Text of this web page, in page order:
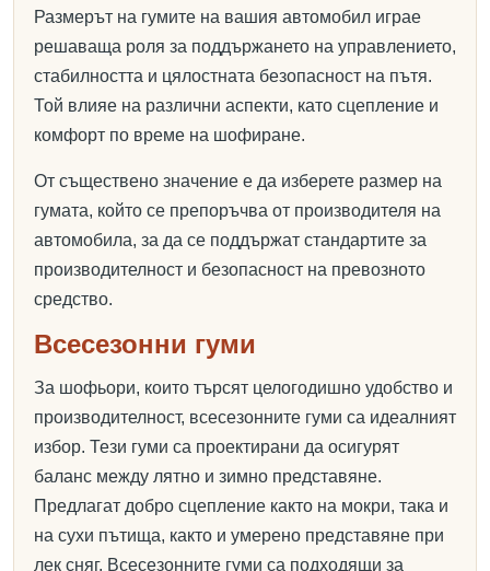
Размерът на гумите на вашия автомобил играе
решаваща роля за поддържането на управлението,
стабилността и цялостната безопасност на пътя.
Той влияе на различни аспекти, като сцепление и
комфорт по време на шофиране.
От съществено значение е да изберете размер на
гумата, който се препоръчва от производителя на
автомобила, за да се поддържат стандартите за
производителност и безопасност на превозното
средство.
Всесезонни гуми
За шофьори, които търсят целогодишно удобство и
производителност, всесезонните гуми са идеалният
избор. Тези гуми са проектирани да осигурят
баланс между лятно и зимно представяне.
Предлагат добро сцепление както на мокри, така и
на сухи пътища, както и умерено представяне при
лек сняг. Всесезонните гуми са подходящи за